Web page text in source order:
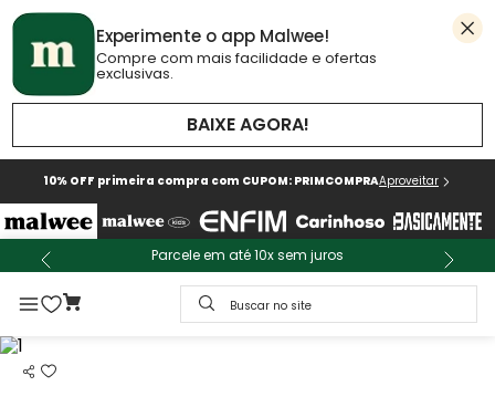
Experimente o app Malwee!
Compre com mais facilidade e ofertas
exclusivas.
BAIXE AGORA!
10% OFF primeira compra com CUPOM: PRIMCOMPRAAproveitar
Parcele em até 10x sem juros
Buscar no site